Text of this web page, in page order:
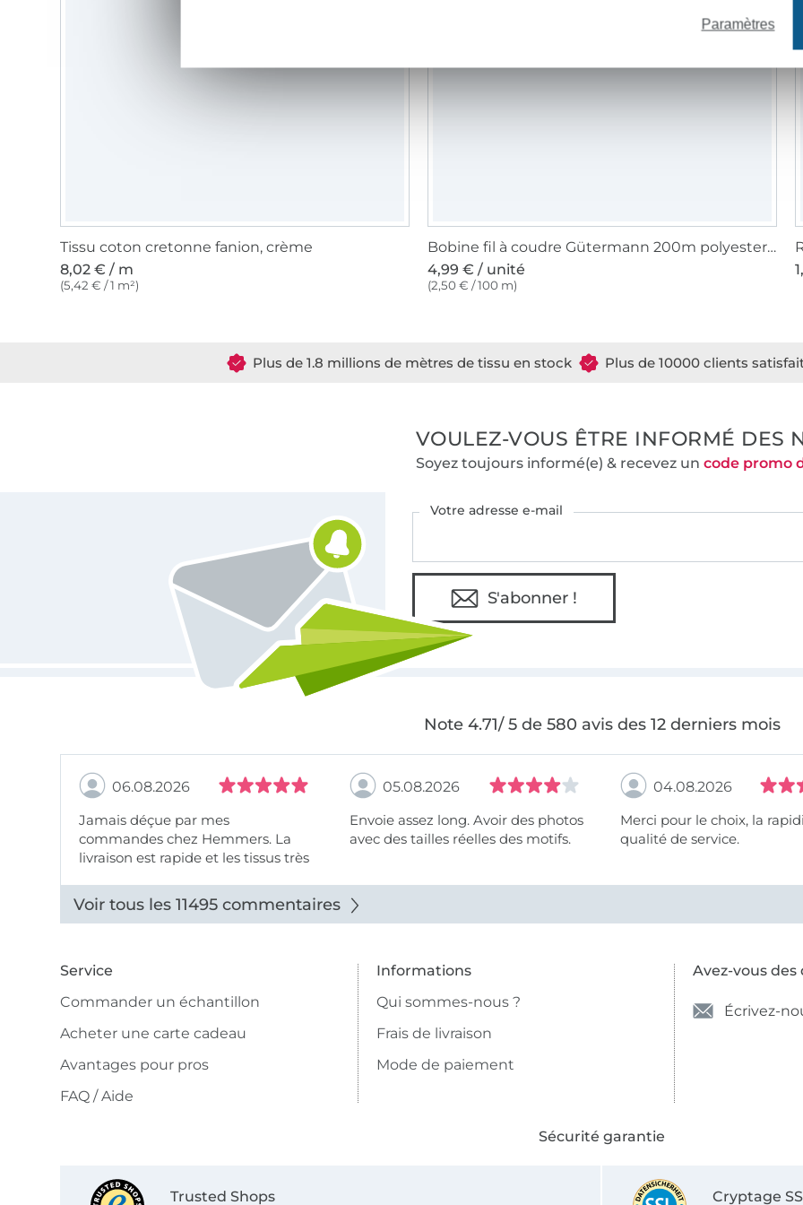
Tissu coton cretonne fanion, crème
8,02 € / m
(5,42 € / 1 m²)
Bobine fil à coudre Gütermann 200m polyester, (111) blanc vanille
4,99 € / unité
(2,50 € / 100 m)
Plus de 1.8 millions de mètres de tissu en stock Plus de 10000 clients
VOULEZ-VOUS ÊTRE INFORMÉ DES
Soyez toujours informé(e) & recevez un code promo
Votre adresse e-mail
S'abonner !
Note 4.71/ 5 de 580 avis des 12 derniers mois
06.08.2026
Jamais déçue par mes
commandes chez Hemmers. La
livraison est rapide et les tissus très
05.08.2026
Envoie assez long. Avoir des photos
avec des tailles réelles des motifs.
04.08.2026
Merci pour le choix, la rapidité, la
qualité de service.
Voir tous les 11495 commentaires
Service
Commander un échantillon
Acheter une carte cadeau
Avantages pour pros
FAQ / Aide
Informations
Qui sommes-nous ?
Frais de livraison
Mode de paiement
Avez-vous des
Écrivez-
Sécurité garantie
Trusted Shops Cryptage
Paramètres